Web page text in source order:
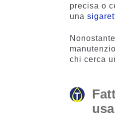
precisa o
una
chi cerca